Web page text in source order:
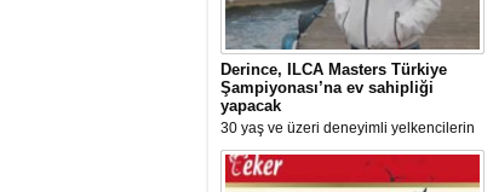
Derince, ILCA Masters Türkiye
Şampiyonası’na ev sahipliği
yapacak
30 yaş ve üzeri deneyimli yelkencilerin
mücadele ettiği ILCA Masters 2026
Türkiye Şampiyonası, bu yıl Kocaeli’nin
Derince ilçesinde gerçekleştirilecek.